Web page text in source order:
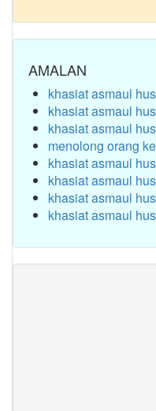
AMALAN
khasiat asmaul
khasiat asmaul
khasiat asmaul
menolong orang
khasiat asmaul
khasiat asmaul
khasiat asmaul
khasiat asmaul